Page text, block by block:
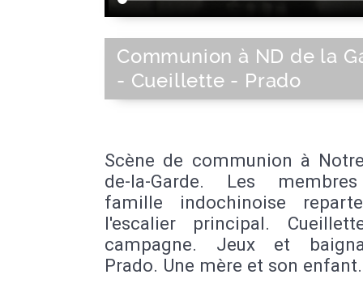
Communion à ND de la
- Cueillette - Prado
Scène de communion à
de-la-Garde. Les
famille indochinoise
l'escalier principal.
campagne. Jeux et
Prado. Une mère et son enfant.